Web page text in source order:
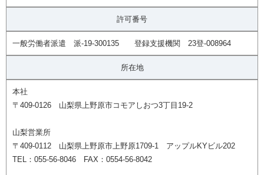
許可番号
一般労働者派遣 派-19-300135 登録支援機関 23登-008964
所在地
本社
〒409-0126 山梨県上野原市コモアしおつ3丁目19-2
山梨営業所
〒409-0112 山梨県上野原市上野原1709-1 アップルKYビル202
TEL：055-56-8046 FAX：0554-56-8042